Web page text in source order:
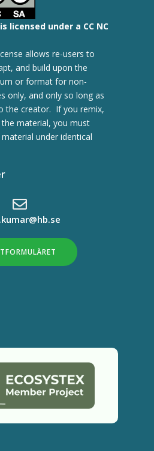
licensed under a CC NC
allows re-users to
and build upon the
or format for non-
only, and only so long as
the creator. If you remix,
material, you must
under identical